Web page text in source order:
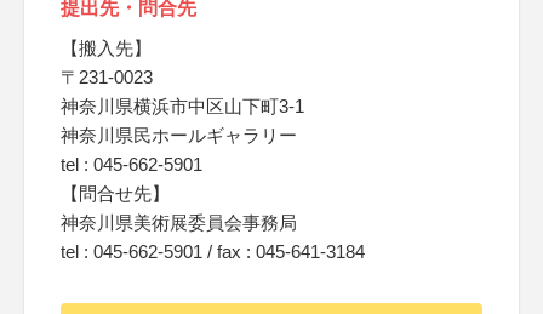
提出先・問合先
【搬入先】
〒231-0023
神奈川県横浜市中区山下町3-1
神奈川県民ホールギャラリー
tel : 045-662-5901
【問合せ先】
神奈川県美術展委員会事務局
tel : 045-662-5901 / fax : 045-641-3184